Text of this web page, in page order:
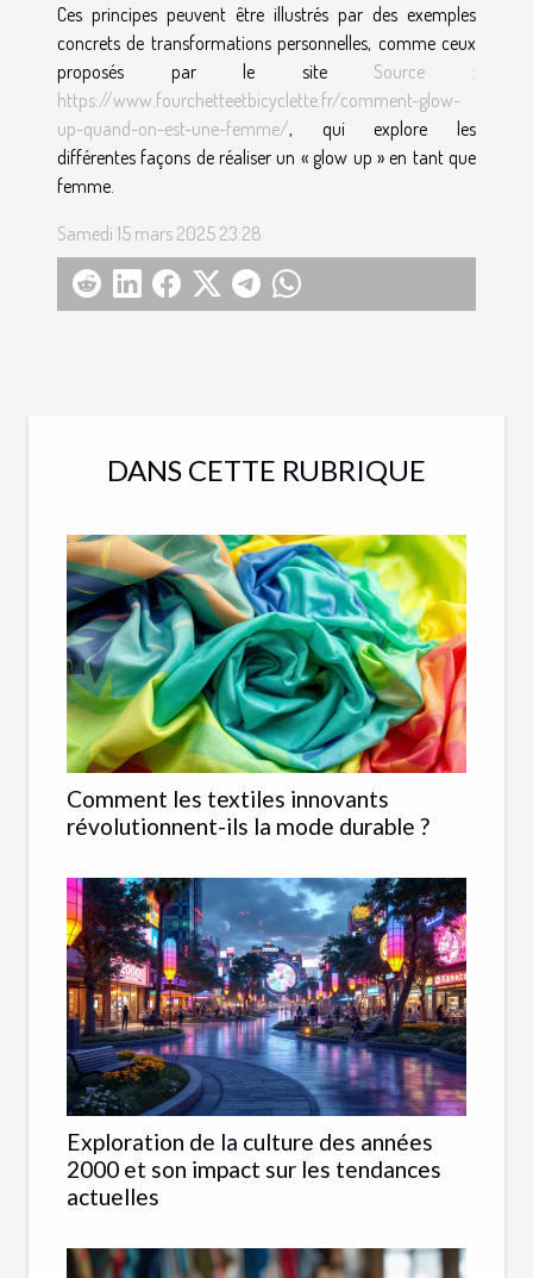
Ces principes peuvent être illustrés par des exemples
concrets de transformations personnelles, comme ceux
proposés par le site Source :
https://www.fourchetteetbicyclette.fr/comment-glow-
up-quand-on-est-une-femme/, qui explore les
différentes façons de réaliser un « glow up » en tant que
femme.
Samedi 15 mars 2025 23:28
DANS CETTE RUBRIQUE
Comment les textiles innovants
révolutionnent-ils la mode durable ?
Exploration de la culture des années
2000 et son impact sur les tendances
actuelles